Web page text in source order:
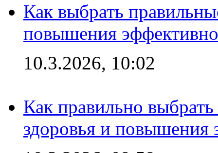
Как выбрать
повышения
10.3.2026, 10:02
Как правильно
здоровья и повышения